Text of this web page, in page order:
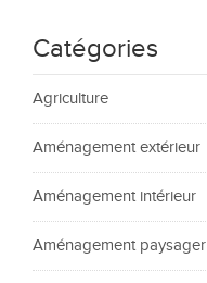
Catégories
Agriculture
Aménagement extérieur
Aménagement intérieur
Aménagement paysager